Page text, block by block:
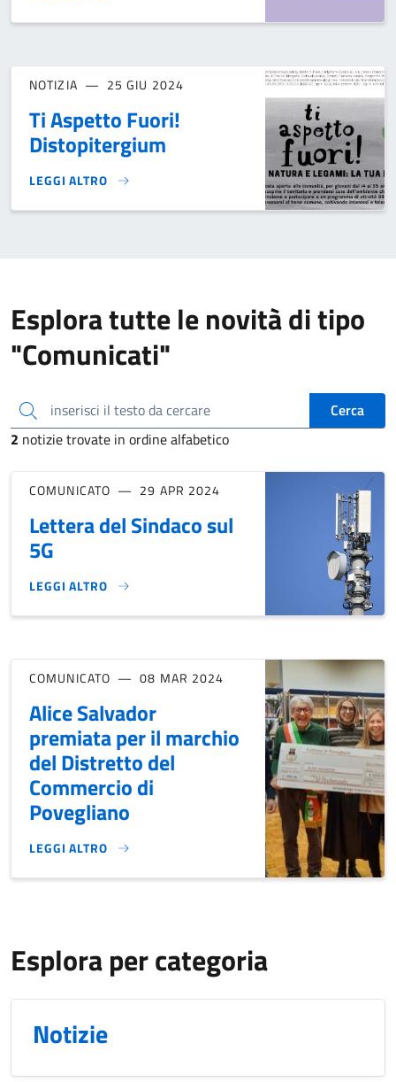
NOTIZIA 25 GIU 2024
Ti Aspetto Fuori!
Distopitergium
LEGGI ALTRO
TI ASPETTO FUORI! DISTOPITERGIUM}
Esplora tutte le novità di tipo
"Comunicati"
inserisci il testo da cercare
Cerca
2 notizie trovate in ordine alfabetico
COMUNICATO 29 APR 2024
Lettera del Sindaco sul
5G
LEGGI ALTRO
LETTERA DEL SINDACO SUL 5G}
COMUNICATO 08 MAR 2024
Alice Salvador
premiata per il marchio
del Distretto del
Commercio di
Povegliano
LEGGI ALTRO
ALICE SALVADOR PREMIATA PER IL MARCHIO DEL
Esplora per categoria
Notizie